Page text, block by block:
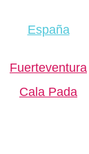
España
Fuerteventura
Cala Pada